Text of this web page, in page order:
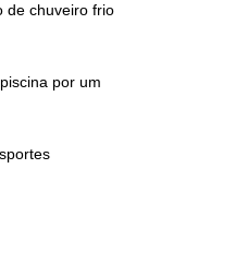
de chuveiro frio
por um